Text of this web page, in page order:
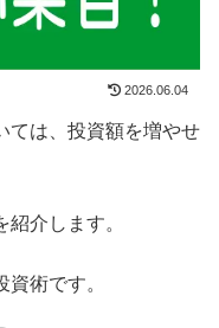
2026.06.04
ては、投資額を増やせ
紹介します。
術です。